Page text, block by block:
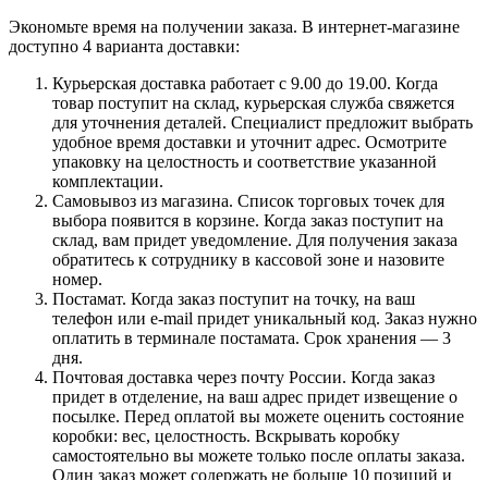
Экономьте время на получении заказа. В интернет-магазине
доступно 4 варианта доставки:
Курьерская доставка работает с 9.00 до 19.00. Когда
товар поступит на склад, курьерская служба свяжется
для уточнения деталей. Специалист предложит выбрать
удобное время доставки и уточнит адрес. Осмотрите
упаковку на целостность и соответствие указанной
комплектации.
Самовывоз из магазина. Список торговых точек для
выбора появится в корзине. Когда заказ поступит на
склад, вам придет уведомление. Для получения заказа
обратитесь к сотруднику в кассовой зоне и назовите
номер.
Постамат. Когда заказ поступит на точку, на ваш
телефон или e-mail придет уникальный код. Заказ нужно
оплатить в терминале постамата. Срок хранения — 3
дня.
Почтовая доставка через почту России. Когда заказ
придет в отделение, на ваш адрес придет извещение о
посылке. Перед оплатой вы можете оценить состояние
коробки: вес, целостность. Вскрывать коробку
самостоятельно вы можете только после оплаты заказа.
Один заказ может содержать не больше 10 позиций и